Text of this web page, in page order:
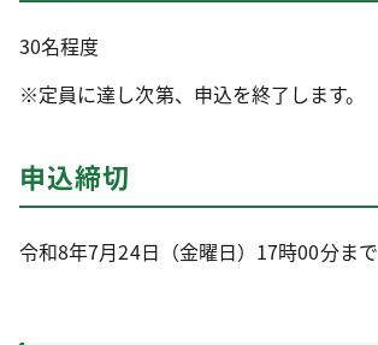
30名程度
※定員に達し次第、申込を終了します。
申込締切
令和8年7月24日（金曜日）17時00分まで